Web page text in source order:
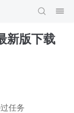
新版下载
任务